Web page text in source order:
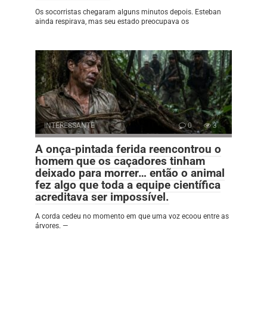
Os socorristas chegaram alguns minutos depois. Esteban
ainda respirava, mas seu estado preocupava os
INTERESSANTE 0 3
A onça-pintada ferida reencontrou o
homem que os caçadores tinham
deixado para morrer… então o animal
fez algo que toda a equipe científica
acreditava ser impossível.
A corda cedeu no momento em que uma voz ecoou entre as
árvores. —